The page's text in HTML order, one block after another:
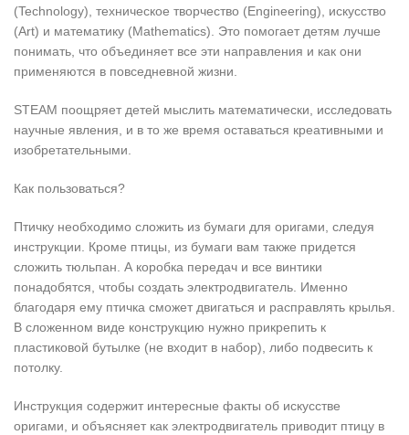
(Technology), техническое творчество (Engineering), искусство
(Art) и математику (Mathematics). Это помогает детям лучше
понимать, что объединяет все эти направления и как они
применяются в повседневной жизни.
STEAM поощряет детей мыслить математически, исследовать
научные явления, и в то же время оставаться креативными и
изобретательными.
Как пользоваться?
Птичку необходимо сложить из бумаги для оригами, следуя
инструкции. Кроме птицы, из бумаги вам также придется
сложить тюльпан. А коробка передач и все винтики
понадобятся, чтобы создать электродвигатель. Именно
благодаря ему птичка сможет двигаться и расправлять крылья.
В сложенном виде конструкцию нужно прикрепить к
пластиковой бутылке (не входит в набор), либо подвесить к
потолку.
Инструкция содержит интересные факты об искусстве
оригами, и объясняет как электродвигатель приводит птицу в